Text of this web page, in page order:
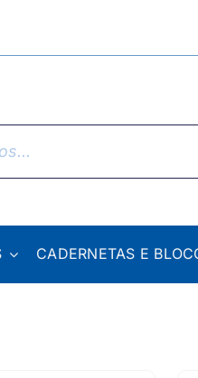
CADERNETAS E